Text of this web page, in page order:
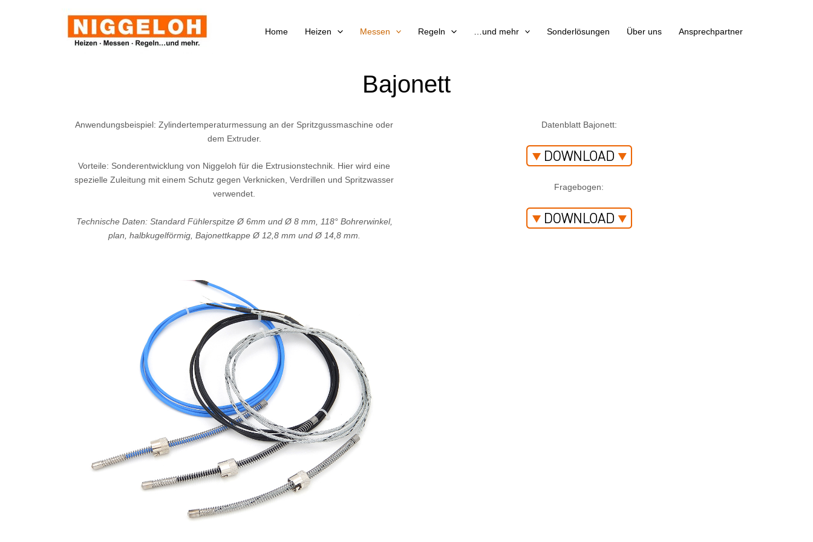
Home Heizen Messen Regeln …und mehr Sonderlösungen Über uns Ansprechpartner
Bajonett
Anwendungsbeispiel: Zylindertemperaturmessung an der Spritzgussmaschine oder
dem Extruder.
Vorteile: Sonderentwicklung von Niggeloh für die Extrusionstechnik. Hier wird eine
spezielle Zuleitung mit einem Schutz gegen Verknicken, Verdrillen und Spritzwasser
verwendet.
Technische Daten: Standard Fühlerspitze Ø 6mm und Ø 8 mm, 118° Bohrerwinkel,
plan, halbkugelförmig, Bajonettkappe Ø 12,8 mm und Ø 14,8 mm.
Datenblatt Bajonett:
Fragebogen: